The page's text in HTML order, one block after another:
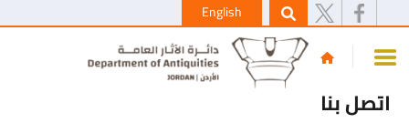
English
اتصل بنا